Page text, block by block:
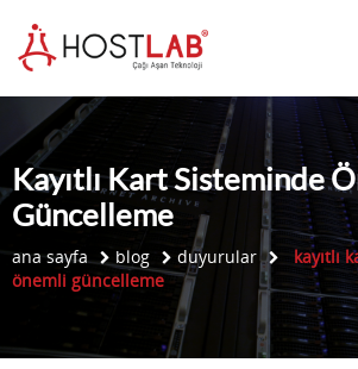
Kayıtlı Kart Sisteminde
Güncelleme
ana sayfa blog duyurular
kayıtlı
önemli güncelleme